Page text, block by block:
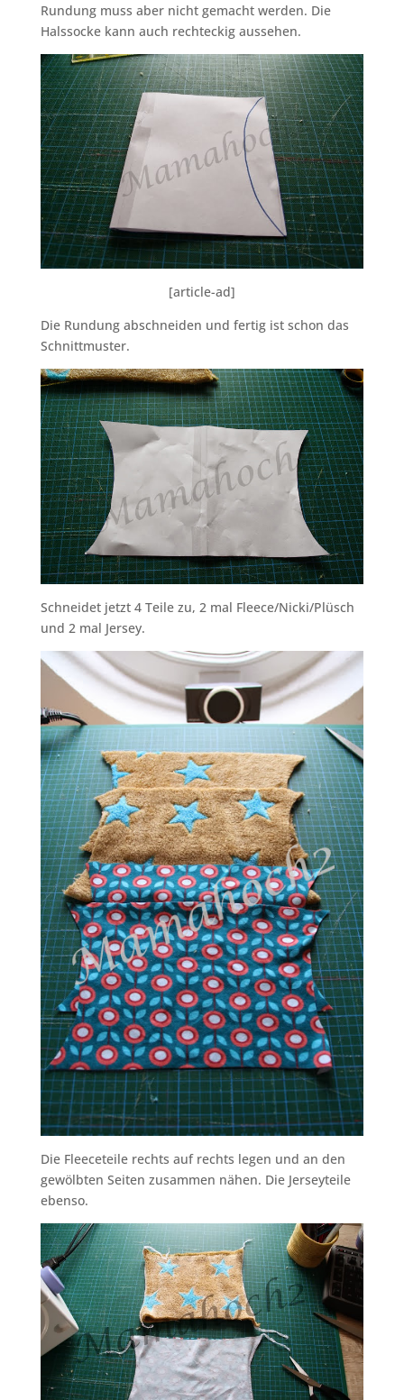
Rundung muss aber nicht gemacht werden. Die
Halssocke kann auch rechteckig aussehen.
[article-ad]
Die Rundung abschneiden und fertig ist schon das
Schnittmuster.
Schneidet jetzt 4 Teile zu, 2 mal Fleece/Nicki/Plüsch
und 2 mal Jersey.
Die Fleeceteile rechts auf rechts legen und an den
gewölbten Seiten zusammen nähen. Die Jerseyteile
ebenso.